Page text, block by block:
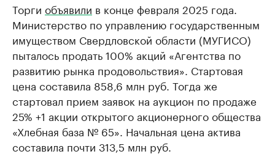
Торги объявили в конце февраля 2025 года.
Министерство по управлению государственным
имуществом Свердловской области (МУГИСО)
пыталось продать 100% акций «Агентства по
развитию рынка продовольствия». Стартовая
цена составила 858,6 млн руб. Тогда же
стартовал прием заявок на аукцион по продаже
25% +1 акции открытого акционерного общества
«Хлебная база № 65». Начальная цена актива
составила почти 313,5 млн руб.